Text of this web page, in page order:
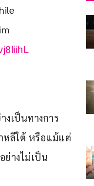
งเป็นทางการ
หลีใต้ หรือแม้แต่
ย่างไม่เป็น